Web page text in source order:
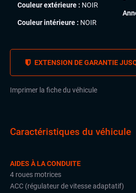
Couleur extérieure : NOIR
Couleur intérieure : NOIR
EXTENSION DE GARANTIE
Imprimer la fiche du véhicule
Caractéristiques du véhicule
AIDES À LA CONDUITE
4 roues motrices
ACC (régulateur de vitesse adaptatif)